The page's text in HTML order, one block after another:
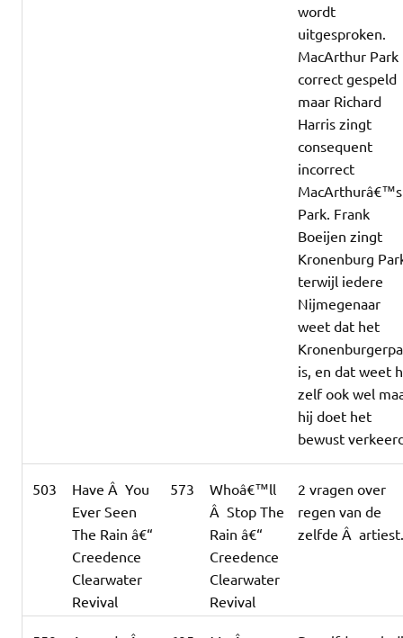
wordt
uitgesproken.
MacArthur Park
correct gespeld
maar Richard
Harris zingt
consequent
incorrect
MacArthurâ€™s
Park. Frank
Boeijen zingt
Kronenburg
terwijl iedere
Nijmegenaar
weet dat het
is, en dat weet
zelf ook wel
hij doet het
bewust
503
Have Â You
Ever Seen
The Rain â€“
Creedence
Clearwater
Revival
573
Whoâ€™ll
Â Stop The
Rain â€“
Creedence
Clearwater
Revival
2 vragen over
regen van de
zelfde Â